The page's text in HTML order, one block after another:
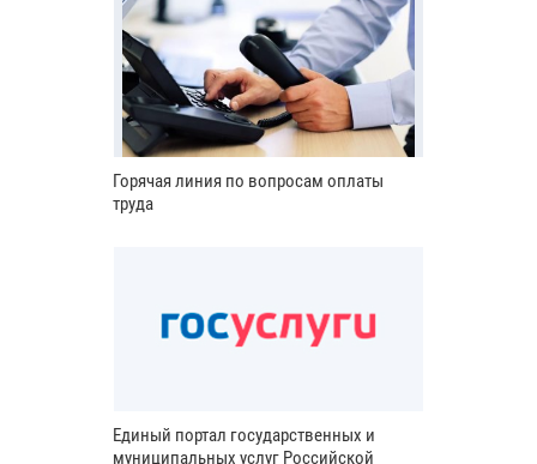
Горячая линия по вопросам оплаты
труда
Единый портал государственных и
муниципальных услуг Российской